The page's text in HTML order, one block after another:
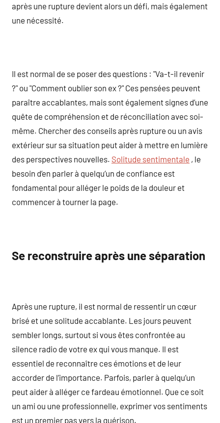
après une rupture devient alors un défi, mais également
une nécessité.
Il est normal de se poser des questions : "Va-t-il revenir
?" ou "Comment oublier son ex ?" Ces pensées peuvent
paraître accablantes, mais sont également signes d’une
quête de compréhension et de réconciliation avec soi-
même. Chercher des conseils après rupture ou un avis
extérieur sur sa situation peut aider à mettre en lumière
des perspectives nouvelles. Solitude sentimentale , le
besoin d’en parler à quelqu’un de confiance est
fondamental pour alléger le poids de la douleur et
commencer à tourner la page.
Se reconstruire après une séparation
Après une rupture, il est normal de ressentir un cœur
brisé et une solitude accablante. Les jours peuvent
sembler longs, surtout si vous êtes confrontée au
silence radio de votre ex qui vous manque. Il est
essentiel de reconnaître ces émotions et de leur
accorder de l’importance. Parfois, parler à quelqu’un
peut aider à alléger ce fardeau émotionnel. Que ce soit
un ami ou une professionnelle, exprimer vos sentiments
est un premier pas vers la guérison.